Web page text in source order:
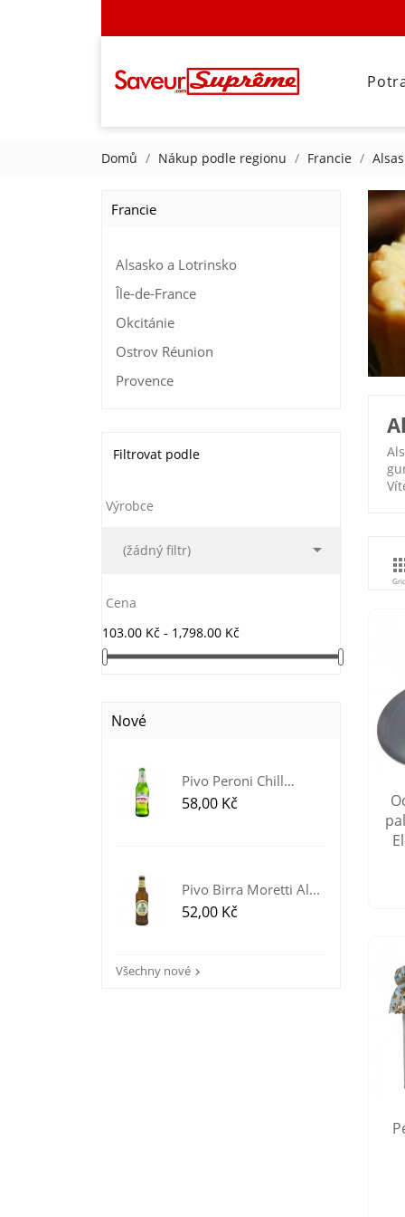
Domů Nákup podle regionu Francie
Francie
Alsasko a Lotrinsko
Île-de-France
Okcitánie
Ostrov Réunion
Provence
Filtrovat podle
Výrobce
(žádný filtr) 
Cena
103.00 Kč - 1,798.00 Kč
Nové
Pivo Peroni Chill
Lemon z...
Cena
58,00 Kč
Pivo Birra Moretti Al...
Cena
52,00 Kč
Všechny nové 